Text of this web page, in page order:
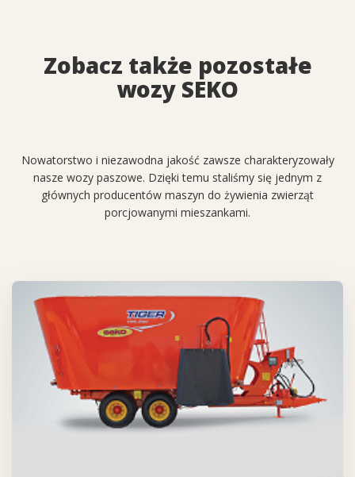
Zobacz także pozostałe
wozy SEKO
Nowatorstwo i niezawodna jakość zawsze charakteryzowały
nasze wozy paszowe. Dzięki temu staliśmy się jednym z
głównych producentów maszyn do żywienia zwierząt
porcjowanymi mieszankami.